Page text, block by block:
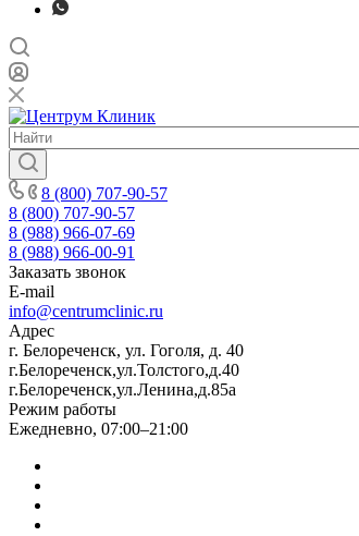
8 (800) 707-90-57
8 (800) 707-90-57
8 (988) 966-07-69
8 (988) 966-00-91
Заказать звонок
E-mail
info@centrumclinic.ru
Адрес
г. Белореченск, ул. Гоголя, д. 40
г.Белореченск,ул.Толстого,д.40
г.Белореченск,ул.Ленина,д.85а
Режим работы
Ежедневно, 07:00–21:00